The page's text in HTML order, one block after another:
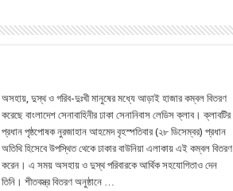
অসহায়, দুস্থ ও গরিব-দুঃখী মানুষের মধ্যে আড়াই হাজার কম্বল বিতরণ
করেছে বাংলাদেশ সেনাবাহিনীর ঢাকা সেনানিবাস লেডিস ক্লাব। ক্লাবটির
প্রধান পৃষ্ঠপোষক নুরজাহান আহমেদ বৃহস্পতিবার (২৮ ডিসেম্বর) প্রধান
অতিথি হিসেবে উপস্থিত থেকে ঢাকার বাউনিয়া এলাকায় এই কম্বল বিতরণ
করেন। এ সময় অসহায় ও দুস্থ পরিবারকে আর্থিক সহযোগিতাও দেন
তিনি। শীতবস্ত্র বিতরণ অনুষ্ঠানে …